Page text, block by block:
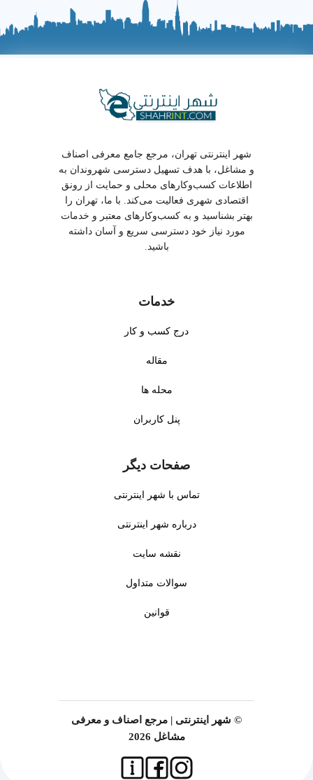
شهر اینترنتی تهران، مرجع جامع معرفی اصناف
و مشاغل، با هدف تسهیل دسترسی شهروندان به
اطلاعات کسب‌وکارهای محلی و حمایت از رونق
اقتصادی شهری فعالیت می‌کند. با ما، تهران را
بهتر بشناسید و به کسب‌وکارهای معتبر و خدمات
مورد نیاز خود دسترسی سریع و آسان داشته
باشید.
خدمات
درج کسب و کار
مقاله
محله ها
پنل کاربران
صفحات دیگر
تماس با شهر اینترنتی
درباره شهر اینترنتی
نقشه سایت
سوالات متداول
قوانین
© شهر اینترنتی | مرجع اصناف و معرفی
مشاغل 2026